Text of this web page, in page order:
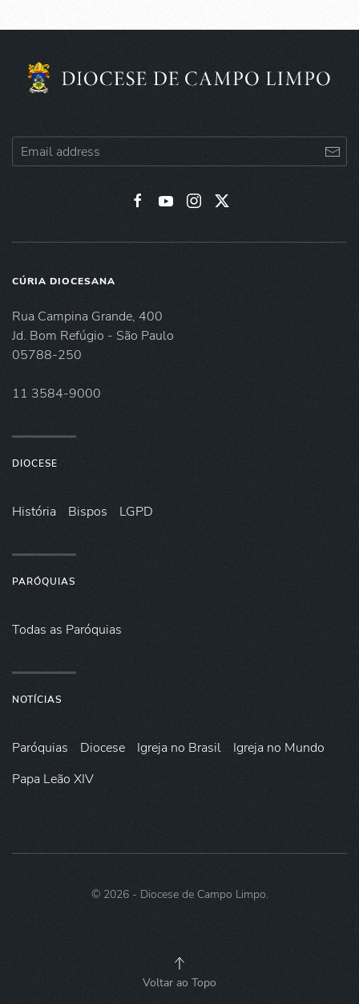
CÚRIA DIOCESANA
Rua Campina Grande, 400
Jd. Bom Refúgio - São Paulo
05788-250
11 3584-9000
DIOCESE
História Bispos LGPD
PARÓQUIAS
Todas as Paróquias
NOTÍCIAS
Paróquias Diocese Igreja no Brasil
Igreja no Mundo
Papa Leão XIV
© 2026- Diocese de Campo Limpo.
Voltar ao Topo